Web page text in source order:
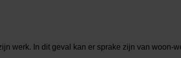
werk. In dit geval kan er sprake zijn van woon-